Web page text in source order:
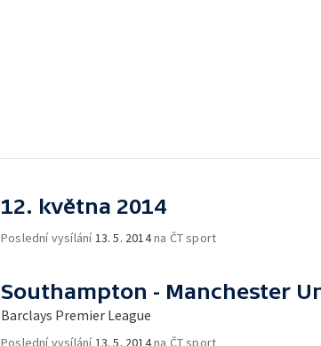
12. května 2014
Poslední vysílání 13. 5. 2014na ČT sport
Southampton - Manchester
Barclays Premier League
Poslední vysílání 13. 5. 2014na ČT sport